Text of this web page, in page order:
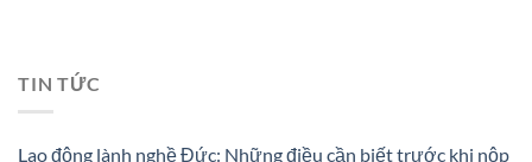
TIN TỨC
Lao động lành nghề Đức: Những điều cần biết trước khi nộp